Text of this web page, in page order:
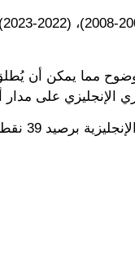
مما يمكن أن
على مدار أكثر من
يذكر